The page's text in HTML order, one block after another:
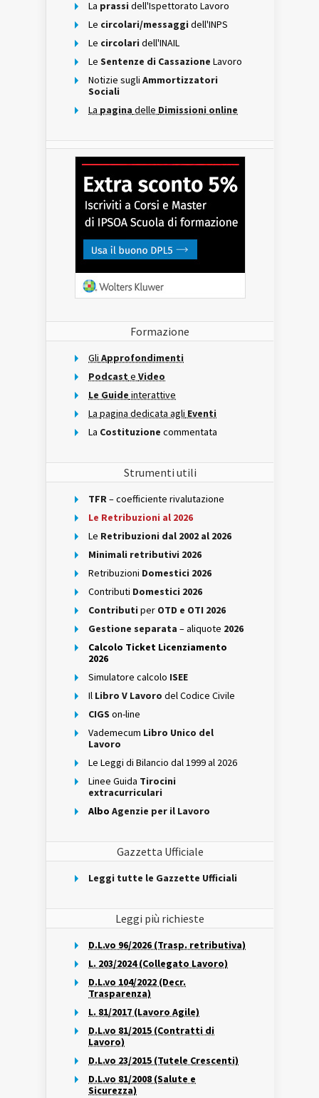
La prassi dell'Ispettorato Lavoro
Le circolari/messaggi dell'INPS
Le circolari dell'INAIL
Le Sentenze di Cassazione Lavoro
Notizie sugli Ammortizzatori
Sociali
La pagina delle Dimissioni online
Formazione
Gli Approfondimenti
Podcast e Video
Le Guide interattive
La pagina dedicata agli Eventi
La Costituzione commentata
Strumenti utili
TFR– coefficiente rivalutazione
Le Retribuzioni al 2026
Le Retribuzioni dal 2002 al 2026
Minimali retributivi 2026
Retribuzioni Domestici 2026
Contributi Domestici 2026
Contributi per OTD e OTI 2026
Gestione separata – aliquote 2026
Calcolo Ticket Licenziamento
2026
Simulatore calcolo ISEE
Il Libro V Lavoro del Codice Civile
CIGS on-line
Vademecum Libro Unico del
Lavoro
Le Leggi di Bilancio dal 1999 al 2026
Linee Guida Tirocini
extracurriculari
Albo Agenzie per il Lavoro
Gazzetta Ufficiale
Leggi tutte le Gazzette Ufficiali
Leggi più richieste
D.L.vo 96/2026 (Trasp. retributiva)
L. 203/2024 (Collegato Lavoro)
D.L.vo 104/2022 (Decr.
Trasparenza)
L. 81/2017 (Lavoro Agile)
D.L.vo 81/2015 (Contratti di
Lavoro)
D.L.vo 23/2015 (Tutele Crescenti)
D.L.vo 81/2008 (Salute e
Sicurezza)